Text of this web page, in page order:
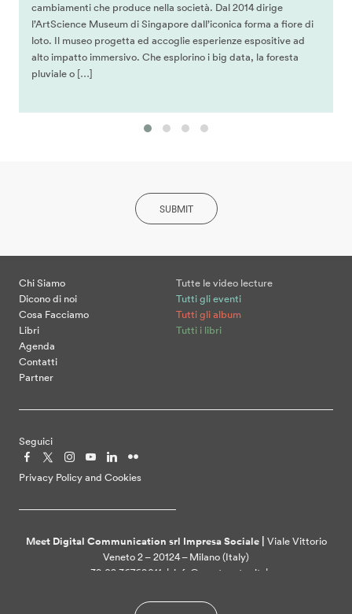
cambiamenti che produce nella società. Dal 2014 dirige
l’ArtScience Museum di Singapore dall’iconica forma a fiore di
loto. Il museo progetta ed accoglie esperienze espositive ad
alto impatto immersivo. Che esplorino i big data, la foresta
pluviale o […]
SUBMIT
Chi Siamo
Dicono di noi
Cosa Facciamo
Libri
Agenda
Contatti
Partner
Tutte le video lecture
Tutti gli eventi
Tutti gli album
Tutti i libri
Seguici
Privacy Policy and Cookies
Meet Digital Communication srl Impresa Sociale | Viale Vittorio
Veneto 2 – 20124 – Milano (Italy)
+39 02 36769011 | info@meetcenter.it |